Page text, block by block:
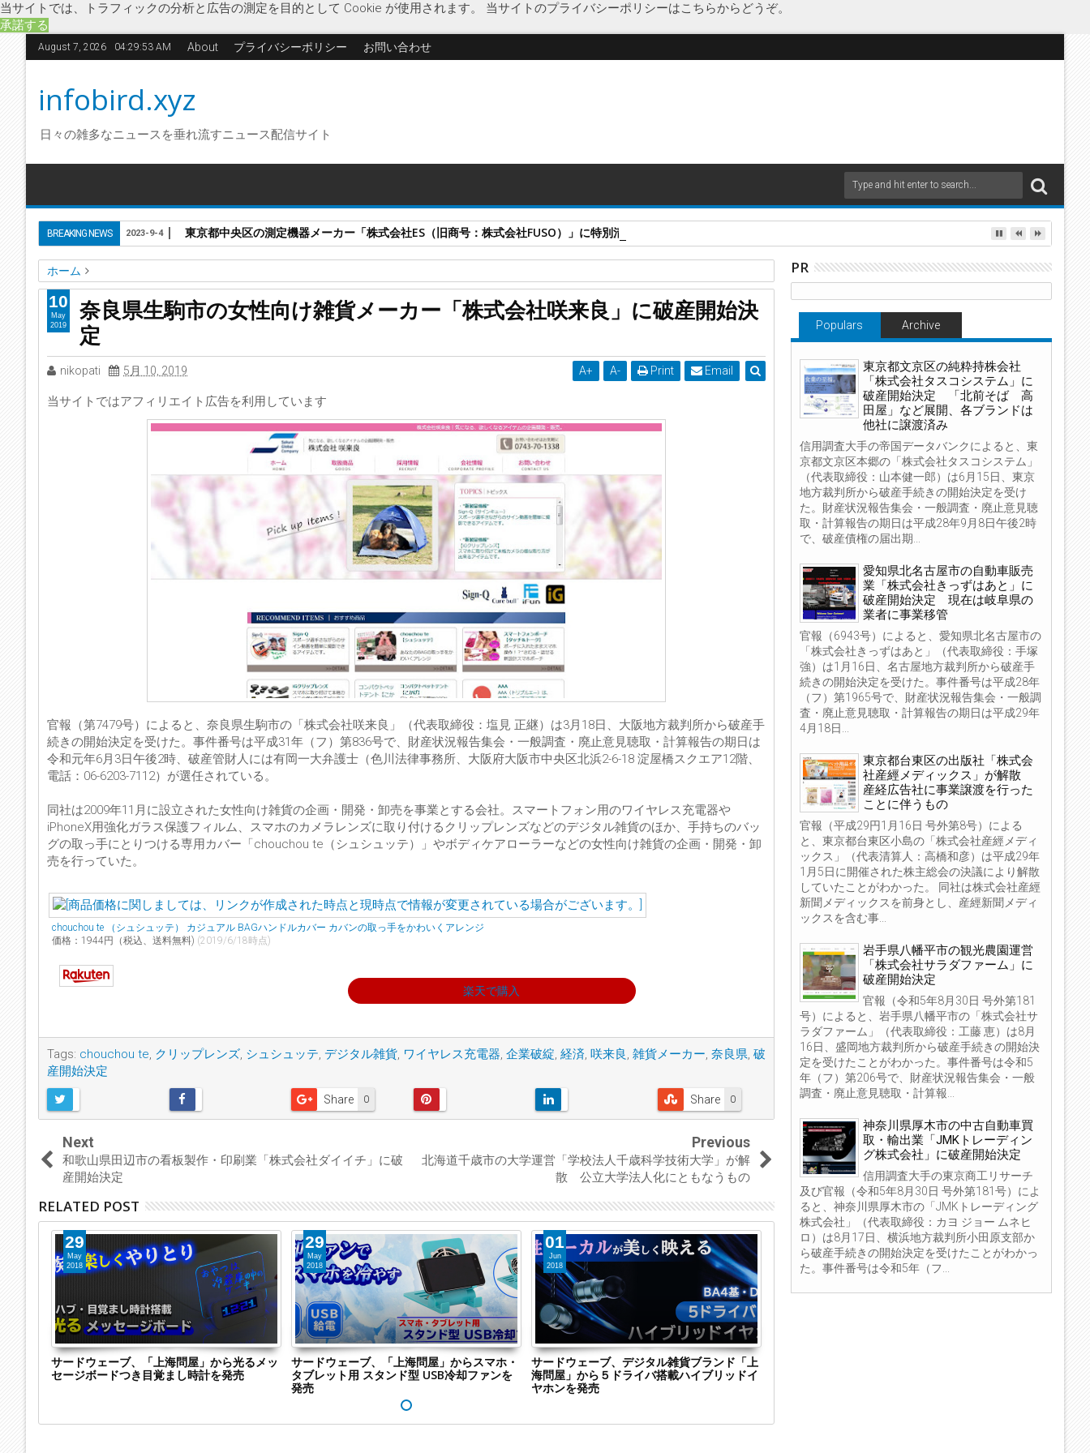
当サイトでは、トラフィックの分析と広告の測定を目的として Cookie が使用されます。 当サイトのプライバシーポリシーはこちらからどうぞ。
承諾する
August 7, 2026 04:29:54 AM About プライバシーポリシー お問い合わせ
infobird.xyz
日々の雑多なニュースを垂れ流すニュース配信サイト
BREAKING NEWS 東京都中央区の測定機器メーカー「株式会社ES（旧商号：株式会社FUSO）」に特別清算開始決定 事業はA-Gas Japanが承継
2023-9-4
ホーム
chouchou te
クリップレンズ シュシュッテ デジタル雑貨 ワイヤレス充電器 企業破綻 経済 咲来良 雑貨メーカー
奈良県
破産開始決定
奈良県生駒市の女性向け雑貨メーカー「株式会社咲来良」に破産開始決定
奈良県生駒市の女性向け雑貨メーカー「株式会社咲来良」に破産開始決
定
nikopati 5月 10, 2019 A+ A- Print Email
当サイトではアフィリエイト広告を利用しています
官報（第7479号）によると、奈良県生駒市の「株式会社咲来良」（代表取締役：塩見 正継）は3月18日、大阪地方裁判所から破産手
続きの開始決定を受けた。事件番号は平成31年（フ）第836号で、財産状況報告集会・一般調査・廃止意見聴取・計算報告の期日は
令和元年6月3日午後2時、破産管財人には有岡一大弁護士（色川法律事務所、大阪府大阪市中央区北浜2-6-18 淀屋橋スクエア12階、
電話：06-6203-7112）が選任されている。
同社は2009年11月に設立された女性向け雑貨の企画・開発・卸売を事業とする会社。スマートフォン用のワイヤレス充電器や
iPhoneX用強化ガラス保護フィルム、スマホのカメラレンズに取り付けるクリップレンズなどのデジタル雑貨のほか、手持ちのバッ
グの取っ手にとりつける専用カバー「chouchou te（シュシュッテ）」やボディケアローラーなどの女性向け雑貨の企画・開発・卸
売を行っていた。
chouchou te （シュシュッテ） カジュアル BAGハンドルカバー カバンの取っ手をかわいくアレンジ
価格：1944円（税込、送料無料) (2019/6/18時点)
楽天で購入
Tags: chouchou te, クリップレンズ, シュシュッテ, デジタル雑貨, ワイヤレス充電器, 企業破綻, 経済, 咲来良, 雑貨メーカー, 奈良県, 破
産開始決定
0
Share 0
Share
10
May
2019
Next
和歌山県田辺市の看板製作・印刷業「株式会社ダイイチ」に破
産開始決定
Previous
北海道千歳市の大学運営「学校法人千歳科学技術大学」が解
散 公立大学法人化にともなうもの
RELATED POST
29
May
2018
サードウェーブ、「上海問屋」から光るメッ
セージボードつき目覚まし時計を発売
29
May
2018
サードウェーブ、「上海問屋」からスマホ・
タブレット用 スタンド型 USB冷却ファンを
発売
01
Jun
2018
サードウェーブ、デジタル雑貨ブランド「上
海問屋」から５ドライバ搭載ハイブリッドイ
ヤホンを発売
29
May
2018
29
May
PR
Populars Archive
東京都文京区の純粋持株会社
「株式会社タスコシステム」に
破産開始決定 「北前そば 高
田屋」など展開、各ブランドは
他社に譲渡済み
信用調査大手の帝国データバンクによると、東
京都文京区本郷の「株式会社タスコシステム」
（代表取締役：山本健一郎）は6月15日、東京
地方裁判所から破産手続きの開始決定を受け
た。財産状況報告集会・一般調査・廃止意見聴
取・計算報告の期日は平成28年9月8日午後2時
で、破産債権の届出期...
愛知県北名古屋市の自動車販売
業「株式会社きっずはあと」に
破産開始決定 現在は岐阜県の
業者に事業移管
官報（6943号）によると、愛知県北名古屋市の
「株式会社きっずはあと」（代表取締役：手塚
強）は1月16日、名古屋地方裁判所から破産手
続きの開始決定を受けた。事件番号は平成28年
（フ）第1965号で、財産状況報告集会・一般調
査・廃止意見聴取・計算報告の期日は平成29年
4月18日...
東京都台東区の出版社「株式会
社産經メディックス」が解散
産経広告社に事業譲渡を行った
ことに伴うもの
官報（平成29円1月16日 号外第8号）による
と、東京都台東区小島の「株式会社産經メディ
ックス」（代表清算人：高橋和彦）は平成29年
1月5日に開催された株主総会の決議により解散
していたことがわかった。 同社は株式会社産經
新聞メディックスを前身とし、産經新聞メディ
ックスを含む事...
岩手県八幡平市の観光農園運営
「株式会社サラダファーム」に
破産開始決定
官報（令和5年8月30日 号外第181
号）によると、岩手県八幡平市の「株式会社サ
ラダファーム」（代表取締役：工藤 恵）は8月
16日、盛岡地方裁判所から破産手続きの開始決
定を受けたことがわかった。事件番号は令和5
年（フ）第206号で、財産状況報告集会・一般
調査・廃止意見聴取・計算報...
神奈川県厚木市の中古自動車買
取・輸出業「JMKトレーディン
グ株式会社」に破産開始決定
信用調査大手の東京商工リサーチ
及び官報（令和5年8月30日 号外第181号）によ
ると、神奈川県厚木市の「JMKトレーディング
株式会社」（代表取締役：カヨ ジョー ムネヒ
ロ）は8月17日、横浜地方裁判所小田原支部か
ら破産手続きの開始決定を受けたことがわかっ
た。事件番号は令和5年（フ...